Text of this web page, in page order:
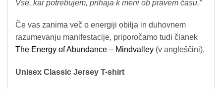
Vse, kar potrebujem, prihaja k meni ob pravem času.”
Če vas zanima več o energiji obilja in duhovnem
razumevanju manifestacije, priporočamo tudi članek
The Energy of Abundance – Mindvalley (v angleščini).
Unisex Classic Jersey T-shirt